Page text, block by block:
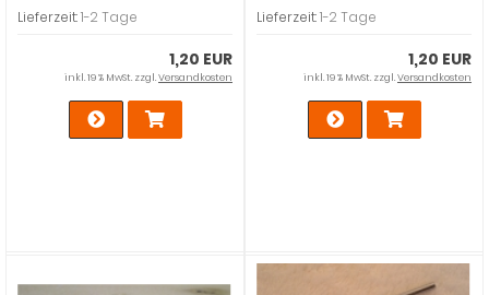
Lieferzeit:1-2 Tage
1,20 EUR
inkl. 19 % MwSt. zzgl.Versandkosten
Lieferzeit:1-2 Tage
1,20 EUR
inkl. 19 % MwSt. zzgl.Versandkosten